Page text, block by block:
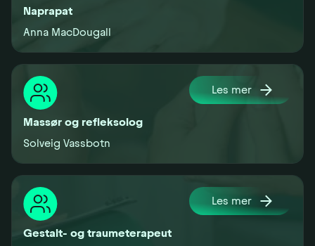
Naprapat
Anna MacDougall
Les mer
Massør og refleksolog
Solveig Vassbotn
Les mer
Gestalt- og traumeterapeut